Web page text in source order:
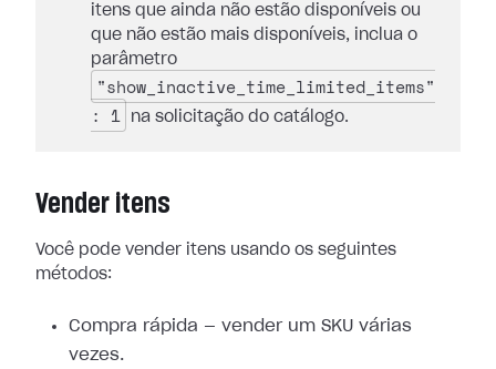
itens que ainda não estão disponíveis ou
que não estão mais disponíveis, inclua o
parâmetro
"show_inactive_time_limited_items"
: 1
na solicitação do catálogo.
Vender itens
Você pode vender itens usando os seguintes
métodos:
Compra rápida — vender um SKU várias
vezes.